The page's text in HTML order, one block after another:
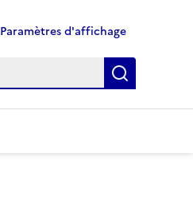
Paramètres d'affichage
Recherche